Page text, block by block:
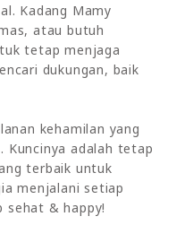
Kadang Mamy
atau butuh
tetap menjaga
dukungan, baik
kehamilan yang
Kuncinya adalah tetap
terbaik untuk
menjalani setiap
sehat & happy!